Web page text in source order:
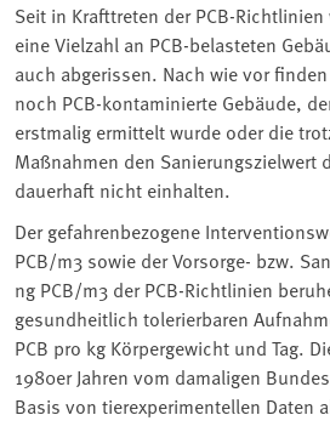
Seit in Krafttreten der PCB-
eine Vielzahl an PCB-belasteten
auch abgerissen. Nach wie vor
noch PCB-kontaminierte Gebäude,
erstmalig ermittelt wurde oder die
Maßnahmen den Sanierungszielwert
dauerhaft nicht einhalten.
Der gefahrenbezogene
PCB/m3 sowie der Vorsorge- bzw.
ng PCB/m3 der PCB-Richtlinien
gesundheitlich tolerierbaren
PCB pro kg Körpergewicht und Tag.
1980er Jahren vom damaligen
Basis von tierexperimentellen Daten